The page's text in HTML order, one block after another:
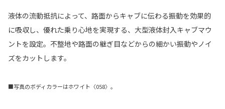
液体の流動抵抗によって、路面からキャブに伝わる振動を効果的
に吸収し、優れた乗り心地を実現する、大型液体封入キャブマウ
ントを設定。不整地や路面の継ぎ目などからの細かい振動やノイ
ズをカットします。
■写真のボディカラーはホワイト〈058〉。